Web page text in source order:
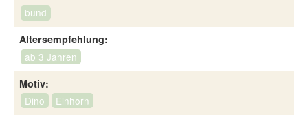
bund
Altersempfehlung:
ab 3 Jahren
Motiv:
Dino
Einhorn